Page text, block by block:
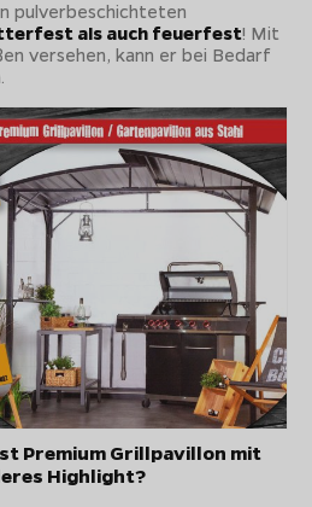
pulverbeschichteten
als auch feuerfest! Mit
versehen, kann er bei Bedarf
Premium Grillpavillon mit
Highlight?